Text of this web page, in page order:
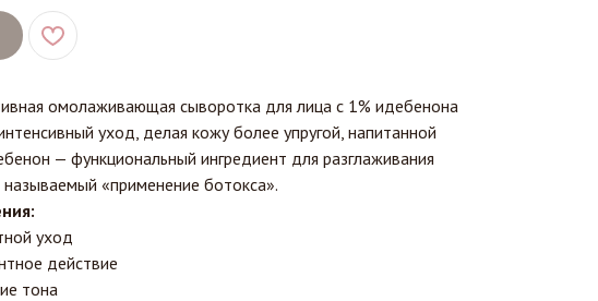
омолаживающая сыворотка для лица с 1% идебенона
уход, делая кожу более упругой, напитанной
— функциональный ингредиент для разглаживания
«применение ботокса».
уход
действие
тона